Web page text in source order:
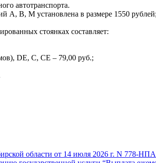
автотранспорта.
A, B, M установлена в размере 1550
стоянках составляет:
DE, C, CE – 79,00 руб.;
области от 14 июля 2026 г. N 778-